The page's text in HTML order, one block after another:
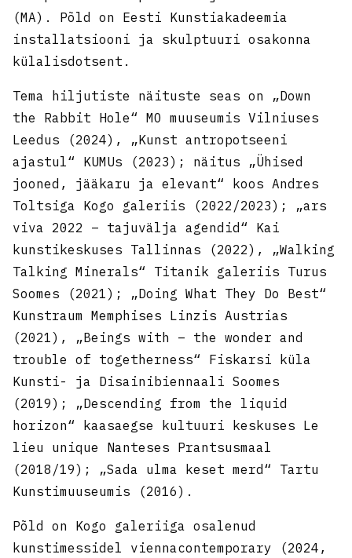
(MA). Põld on Eesti Kunstiakadeemia
installatsiooni ja skulptuuri osakonna
külalisdotsent.
Tema hiljutiste näituste seas on „Down
the Rabbit Hole“ MO muuseumis Vilniuses
Leedus (2024), „Kunst antropotseeni
ajastul“ KUMUs (2023); näitus „Ühised
jooned, jääkaru ja elevant“ koos Andres
Toltsiga Kogo galeriis (2022/2023); „ars
viva 2022 – tajuvälja agendid“ Kai
kunstikeskuses Tallinnas (2022), „Walking
Talking Minerals“ Titanik galeriis Turus
Soomes (2021); „Doing What They Do Best“
Kunstraum Memphises Linzis Austrias
(2021), „Beings with – the wonder and
trouble of togetherness“ Fiskarsi küla
Kunsti- ja Disainibiennaali Soomes
(2019); „Descending from the liquid
horizon“ kaasaegse kultuuri keskuses Le
lieu unique Nanteses Prantsusmaal
(2018/19); „Sada ulma keset merd“ Tartu
Kunstimuuseumis (2016).
Põld on Kogo galeriiga osalenud
kunstimessidel viennacontemporary (2024,